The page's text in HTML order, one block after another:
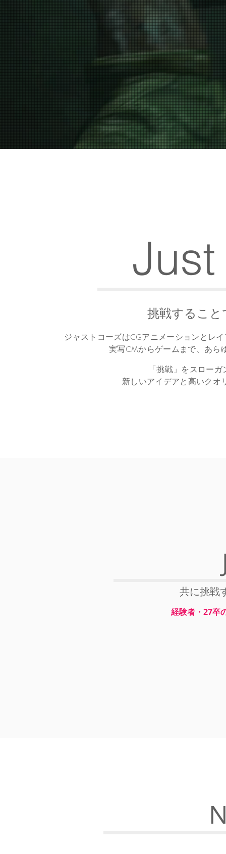
ジャストコーズはCGアニメーションとレ
実写CMからゲームまで、 あら
「挑戦 」 をスローガ
新しいアイデアと高いクオ
挑戦すること
共に挑戦
経験者・27卒